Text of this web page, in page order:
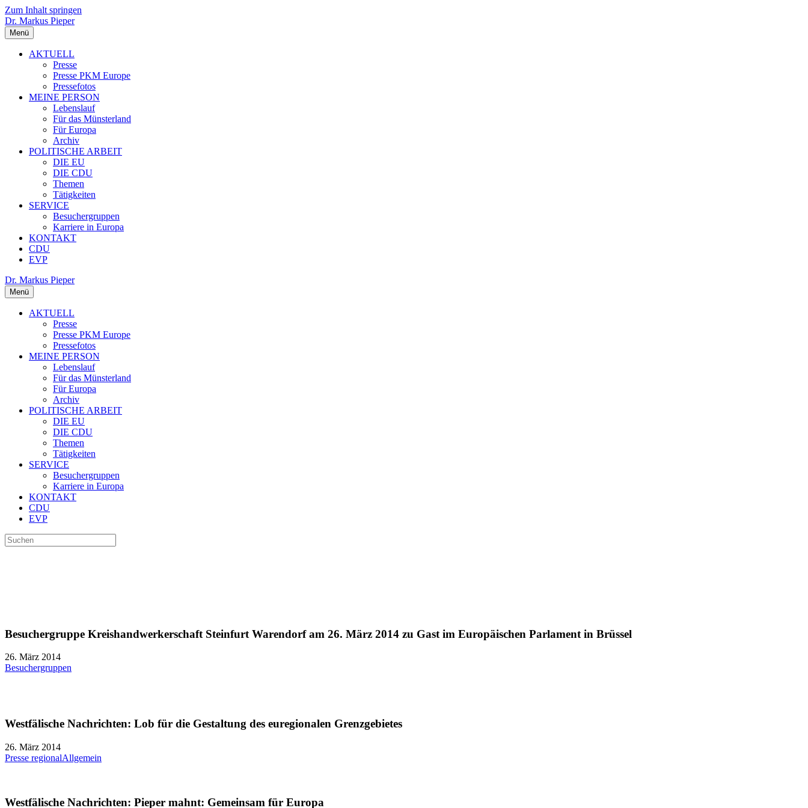
Zum Inhalt springen
Dr. Markus Pieper
Menü
AKTUELL
Presse
Presse PKM Europe
Pressefotos
MEINE PERSON
Lebenslauf
Für das Münsterland
Für Europa
Archiv
POLITISCHE ARBEIT
DIE EU
DIE CDU
Themen
Tätigkeiten
SERVICE
Besuchergruppen
Karriere in Europa
KONTAKT
CDU
EVP
Dr. Markus Pieper
Menü
AKTUELL
Presse
Presse PKM Europe
Pressefotos
MEINE PERSON
Lebenslauf
Für das Münsterland
Für Europa
Archiv
POLITISCHE ARBEIT
DIE EU
DIE CDU
Themen
Tätigkeiten
SERVICE
Besuchergruppen
Karriere in Europa
KONTAKT
CDU
EVP
Besuchergruppe Kreishandwerkerschaft Steinfurt Warendorf am 26. März 2014 zu Gast im Europäischen Parlament in Brüssel
26. März 2014
Besuchergruppen
Westfälische Nachrichten: Lob für die Gestaltung des euregionalen Grenzgebietes
26. März 2014
Presse regionalAllgemein
Westfälische Nachrichten: Pieper mahnt: Gemeinsam für Europa